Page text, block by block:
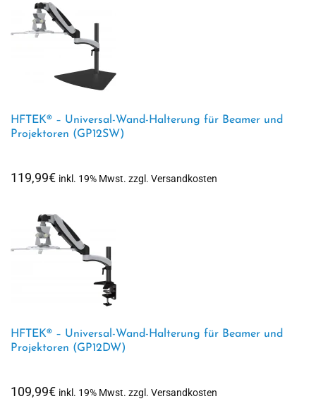
HFTEK® – Universal-Wand-Halterung für Beamer und
Projektoren (GP12SW)
119,99€ inkl. 19% Mwst. zzgl. Versandkosten
HFTEK® – Universal-Wand-Halterung für Beamer und
Projektoren (GP12DW)
109,99€ inkl. 19% Mwst. zzgl. Versandkosten